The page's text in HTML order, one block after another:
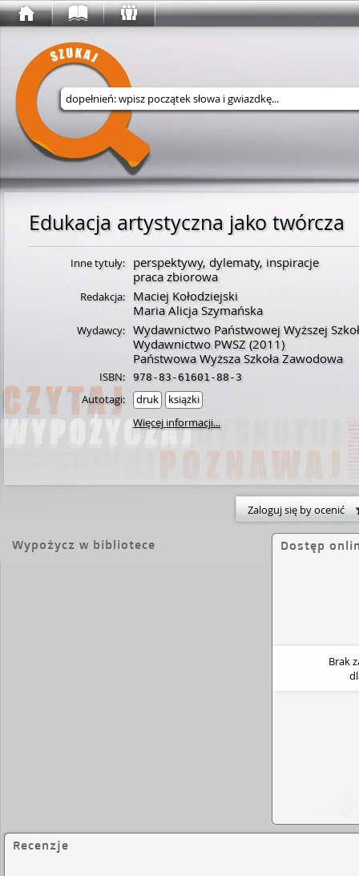
Wyszukaj w serwisie
Edukacja artystyczna jako twórcza
Inne tytuły:
perspektywy, dylematy, inspiracje
praca zbiorowa
Redakcja:
Maciej Kołodziejski
Maria Alicja Szymańska
Wydawcy: Wydawnictwo Państwowej Wyższej
Wydawnictwo PWSZ (2011)
Państwowa Wyższa Szkoła Zawodowa
ISBN: 978-83-61601-88-3
Autotagi: druk
książki
Więcej informacji...
Zaloguj się by ocenić
Wypożycz w bibliotece Dostęp
Brak
Recenzje